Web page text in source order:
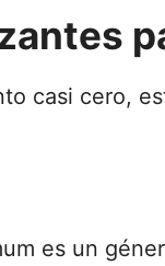
casi cero,
es un